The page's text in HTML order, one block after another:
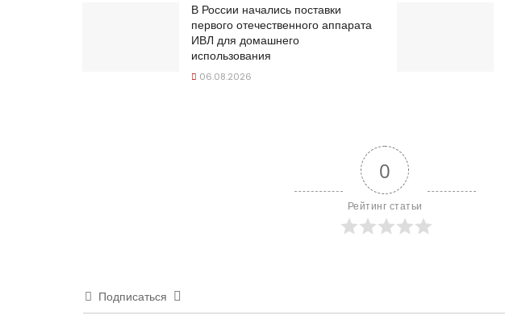
В России начались поставки
первого отечественного аппарата
ИВЛ для домашнего
использования
06.08.2026
0
Рейтинг статьи
Подписаться